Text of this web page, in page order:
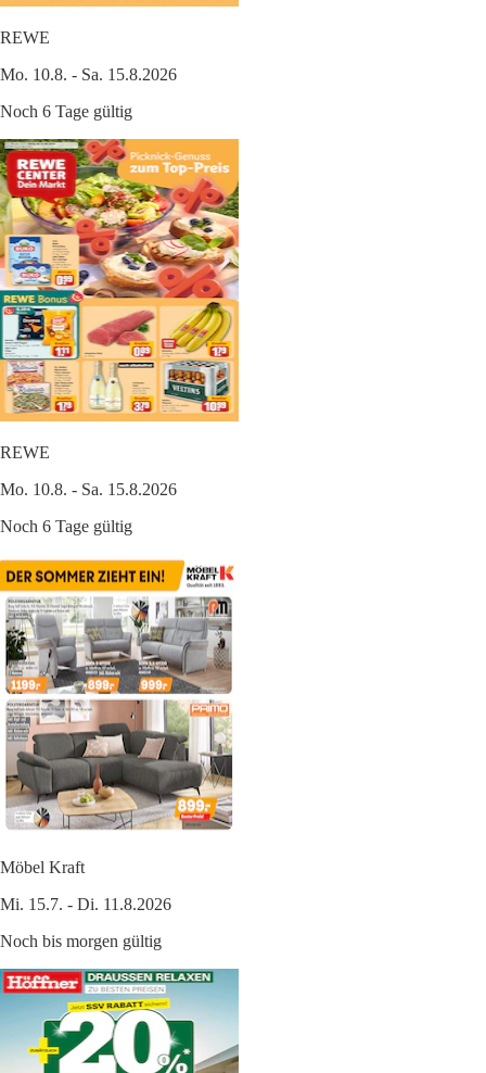
REWE
Mo. 10.8. - Sa. 15.8.2026
Noch 6 Tage gültig
REWE
Mo. 10.8. - Sa. 15.8.2026
Noch 6 Tage gültig
Möbel Kraft
Mi. 15.7. - Di. 11.8.2026
Noch bis morgen gültig